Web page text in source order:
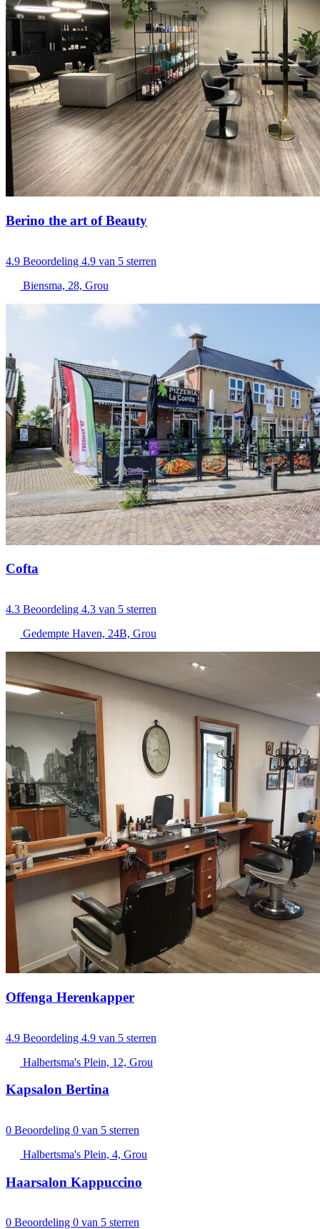
Berino the art of Beauty
4.9 Beoordeling 4.9 van 5 sterren
Biensma, 28, Grou
Cofta
4.3 Beoordeling 4.3 van 5 sterren
Gedempte Haven, 24B, Grou
Offenga Herenkapper
4.9 Beoordeling 4.9 van 5 sterren
Halbertsma's Plein, 12, Grou
Kapsalon Bertina
0 Beoordeling 0 van 5 sterren
Halbertsma's Plein, 4, Grou
Haarsalon Kappuccino
0 Beoordeling 0 van 5 sterren